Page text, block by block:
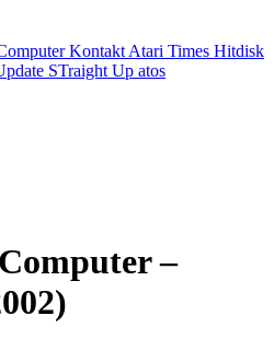
Kontakt Atari Times Hitdisk
STraight Up atos
–